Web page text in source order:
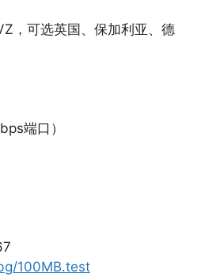
，可选英国、保加利亚、德
端口）
100MB.test